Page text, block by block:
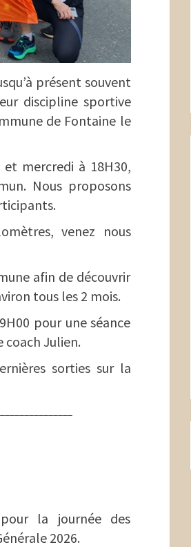
présent souvent
discipline sportive
de Fontaine le
mercredi à 18H30,
Nous proposons
venez nous
afin de découvrir
tous les 2 mois.
pour une séance
Julien.
sorties sur la
la journée des
2026.